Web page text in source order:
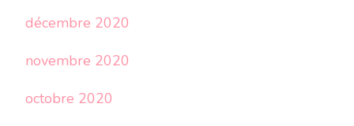
décembre 2020
novembre 2020
octobre 2020